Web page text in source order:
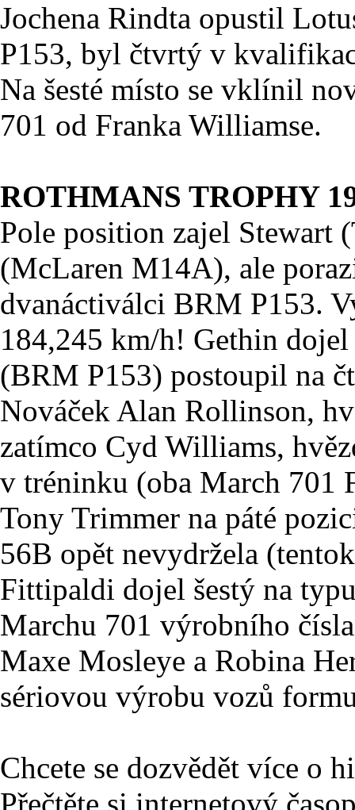
Jochena Rindta opustil
P153, byl čtvrtý v
Na šesté místo se vklínil
701 od Franka Williamse.
ROTHMANS TROPHY
Pole position zajel Stewart
(McLaren M14A), ale
dvanáctiválci BRM P153.
184,245 km/h! Gethin
(BRM P153) postoupil na
Nováček Alan Rollinson,
zatímco Cyd Williams,
v tréninku (oba March 701
Tony Trimmer na páté
56B opět nevydržela
Fittipaldi dojel šestý na
Marchu 701 výrobního
Maxe Mosleye a Robina
sériovou výrobu vozů
Chcete se dozvědět více o